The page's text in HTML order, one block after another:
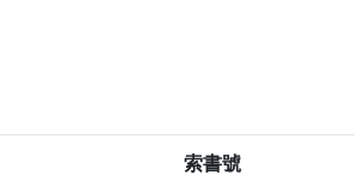
索書號